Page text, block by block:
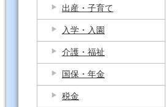
出産・子育て
入学・入園
介護・福祉
国保・年金
税金